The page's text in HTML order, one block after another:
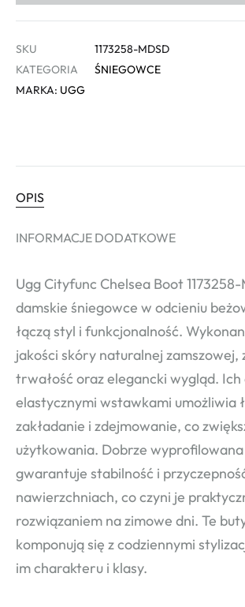
SKU
1173258-MDSD
KATEGORIA
ŚNIEGOWCE
MARKA: UGG
OPIS
INFORMACJE DODATKOWE
Ugg Cityfunc Chelsea Boot
damskie śniegowce w odcieniu
łączą styl i funkcjonalność.
jakości skóry naturalnej zamszowej,
trwałość oraz elegancki wygląd. Ich
elastycznymi wstawkami umożliwia
zakładanie i zdejmowanie, co
użytkowania. Dobrze
gwarantuje stabilność i
nawierzchniach, co czyni je
rozwiązaniem na zimowe dni. Te
komponują się z codziennymi
im charakteru i klasy.